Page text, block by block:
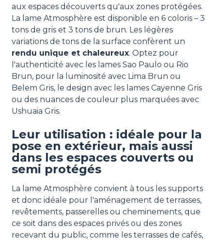
aux espaces découverts qu'aux zones protégées.
La lame Atmosphère est disponible en 6 coloris – 3
tons de gris et 3 tons de brun. Les légères
variations de tons de la surface confèrent un
rendu unique et chaleureux. Optez pour
l'authenticité avec les lames Sao Paulo ou Rio
Brun, pour la luminosité avec Lima Brun ou
Belem Gris, le design avec les lames Cayenne Gris
ou des nuances de couleur plus marquées avec
Ushuaia Gris.
Leur utilisation : idéale pour la
pose en extérieur, mais aussi
dans les espaces couverts ou
semi protégés
La lame Atmosphère convient à tous les supports
et donc idéale pour l'aménagement de terrasses,
revêtements, passerelles ou cheminements, que
ce soit dans des espaces privés ou des zones
recevant du public, comme les terrasses de cafés,